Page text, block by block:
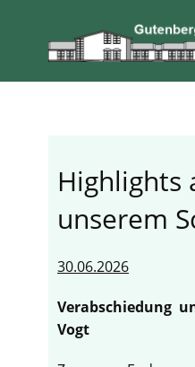
Highlights
unserem
30.06.2026
Verabschiedung
Vogt